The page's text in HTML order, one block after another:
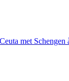
met Schengen